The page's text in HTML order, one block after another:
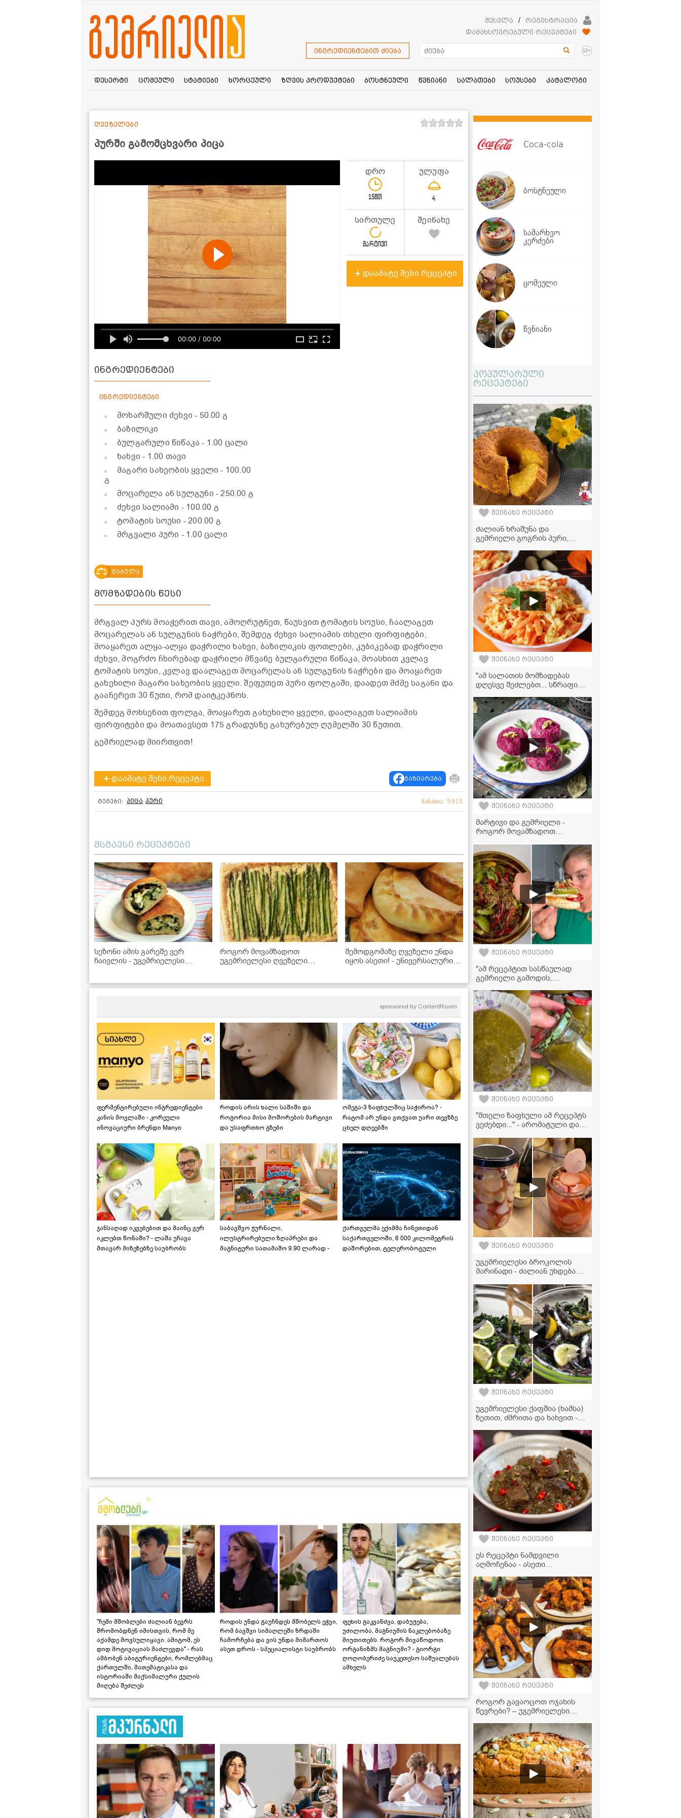
შესვლა /
რეგისტრაცია
დამახსოვრებული რეცეპტები
ინგრედიენტებით ძიება 12+
დესერტი ცომეული სტატიები ხორცეული ზღვის პროდუქტები ბოსტნეული წვნიანი სალათები სოუსები კატალოგი
პურში გამომცხვარი პიცა
ღვეზელები
00:00 / 00:00
დრო
15წთ
ულუფა
4
სირთულე
მარტივი
შეინახე
დაამატე შენი რეცეპტი
ინგრედიენტები
ინგრედიენტები
მოხარშული ძეხვი- 50.00 გ
ბაზილიკი
ბულგარული წიწაკა- 1.00 ცალი
ხახვი- 1.00 თავი
მაგარი სახეობის ყველი- 100.00
გ
მოცარელა ან სულგუნი - 250.00 გ
ძეხვი სალიამი - 100.00 გ
ტომატის სოუსი - 200.00 გ
მრგვალი პური - 1.00 ცალი
ტაბულა
მომზადების წესი
მრგვალ პურს მოაჭერით თავი, ამოღრუტნეთ, წაუსვით ტომატის სოუსი, ჩაალაგეთ
მოცარელას ან სულგუნის ნაჭრები, შემდეგ ძეხვი სალიამის თხელი ფირფიტები,
მოაყარეთ ალყა-ალყა დაჭრილი ხახვი, ბაზილიკის ფოთლები, კუბიკებად დაჭრილი
ძეხვი, მოგრძო ჩხირებად დაჭრილი მწვანე ბულგარული წიწაკა, მოასხით კვლავ
ტომატის სოუსი, კვლავ დაალაგეთ მოცარელას ან სულგუნის ნაჭრები და მოაყარეთ
გახეხილი მაგარი სახეობის ყველი. შეფუთეთ პური ფოლგაში, დაადეთ მძმე საგანი და
გააჩერეთ 30 წუთი, რომ დაიტკეპნოს.
შემდეგ მოხსენით ფოლგა, მოაყარეთ გახეხილი ყველი, დაალაგეთ სალიამის
ფირფიტები და მოათავსეთ 175 გრადუსზე გახურებულ ღუმელში 30 წუთით.
გემრიელად მიირთვით!
დაამატე შენი რეცეპტი გაზიარება
ტეგები: პიცა პური ნანახია: 5915
მსგავსი რეცეპტები
სეზონი ამის გარეშე ვერ
ჩაივლის - უგემრიელესი
როგორ მოვამზადოთ
უგემრიელესი ღვეზელი
შემოდგომაზე ღვეზელი უნდა
იყოს ასეთი! - უნივერსალური
შეძლებთ
sponsored by ContentRoom
ფერმენტირებული ინგრედიენტები
კანის მოვლაში - კორეული
ინოვაციური ბრენდი Manyo
როდის არის ხალი საშიში და
როგორია მისი მოშორების მარტივი
და უსაფრთხო გზები
ომეგა-3 ზაფხულშიც საჭიროა? -
რატომ არ უნდა ვთქვათ უარი თევზზე
ცხელ დღეებში
ჯანსაღად იკვებებით და მაინც ვერ
იკლებთ წონაში? - ლაშა უჩავა
მთავარ მიზეზებზე საუბრობს
საბავშვო ჟურნალი,
ილუსტრირებული ზღაპრები და
მაგნიტური სათამაშო 9.90 ლარად -
ქართველმა ექიმმა ჩინეთიდან
საქართველოში, 6 000 კილომეტრის
დაშორებით, ტელერობოტული
"ჩემი მშობლები ძალიან ბევრს
შრომობდნენ იმისთვის, რომ მე
აქამდე მოვსულიყავი. ამიტომ, ეს
დიდ მოტივაციას მაძლევდა" - რას
ამბობენ აბიტურიენტები, რომლებმაც
ქართულში, მათემატიკასა და
ისტორიაში მაქსიმალური ქულის
მიღება შეძლეს
როდის უნდა გაუჩნდეს მშობელს ეჭვი,
რომ ბავშვი სიმაღლეში ზრდაში
ჩამორჩება და ვის უნდა მიმართოს
ასეთ დროს - სპეციალისტი საუბრობს
ფეხის გაკვანძვა, დაბუჟება,
უძილობა, მაგნიუმის ნაკლებობაზე
მიუთითებს. როგორ მივაწოდოთ
ორგანიზმს მაგნიუმი? - გიორგი
ღოღობერიძე საუკეთესო საშუალებას
ამხელს
Coca-cola
ბოსტნეული
სამარხვო
კერძები
ცომეული
წვნიანი
პოპულარული
რეცეპტები
შეინახე რეცეპტი
ძალიან ხრაშუნა და
გემრიელი გოგრის პური,
კარაქთან ერთად
მისართმევად
შეინახე რეცეპტი
"ამ სალათის მომზადებას
დღესვე შეძლებთ... სწრაფი
გემრიელია" - სტაფილოს
სალათის ვიდეორეცეპტი
შეინახე რეცეპტი
მარტივი და გემრიელი -
როგორ მოვამზადოთ
შეინახე რეცეპტი
"ამ რეცეპტით სასწაულად
გემრიელი გამოდის,
მკვახე პომიდრვის ნიგვზიანი
სალათი
შეინახე რეცეპტი
"მთელი ზაფხული ამ რეცეპტს
ვეძებდი..." - არომატული და
საწებელი ზამთრისთვის
შეინახე რეცეპტი
უგემრიელესი ბროკოლის
მარინადი - ძალიან უხდება
განსაკუთრებულ გემოს
აძლევს
შეინახე რეცეპტი
უგემრიელესი ქაფშია (ხამსა)
ზეთით, ძმრითა და ხახვით -
რეცეპტი
შეინახე რეცეპტი
ეს რეცეპტი ნამდვილი
აღმოჩენაა - ასეთი
ყაურმა ჯერ გასინჯული არ
გექნებათ!
შეინახე რეცეპტი
როგორ გავაოცოთ ოჯახის
წევრები? – უგემრიელესი
ასორტით